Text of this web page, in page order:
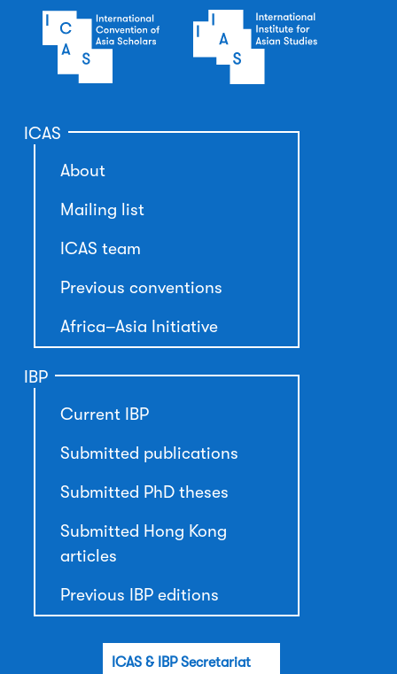
ICAS
About
Mailing list
ICAS team
Previous conventions
Africa–Asia Initiative
IBP
Current IBP
Submitted publications
Submitted PhD theses
Submitted Hong Kong
articles
Previous IBP editions
ICAS & IBP Secretariat